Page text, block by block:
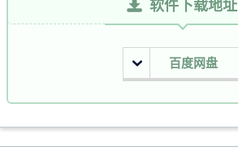
软件下载地址
百度网盘